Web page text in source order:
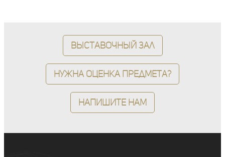
Выставочный зал
Нужна оценка предмета?
Напишите нам